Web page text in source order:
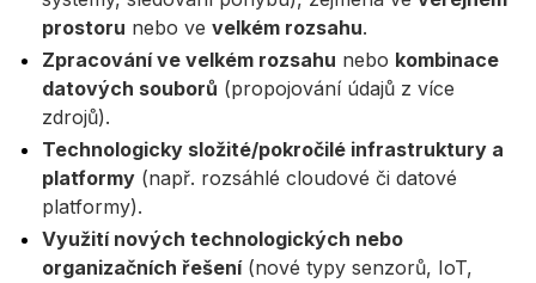
prostoru nebo ve velkém rozsahu.
Zpracování ve velkém rozsahu nebo kombinace
datových souborů (propojování údajů z více
zdrojů).
Technologicky složité/pokročilé infrastruktury a
platformy (např. rozsáhlé cloudové či datové
platformy).
Využití nových technologických nebo
organizačních řešení(nové typy senzorů, IoT,